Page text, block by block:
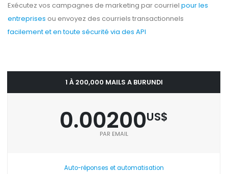
Exécutez vos campagnes de marketing par courriel pour les
entreprises ou envoyez des courriels transactionnels
facilement et en toute sécurité via des API
1 À 200,000 MAILS A BURUNDI
0.00200US$
PAR EMAIL
Auto-réponses et automatisation